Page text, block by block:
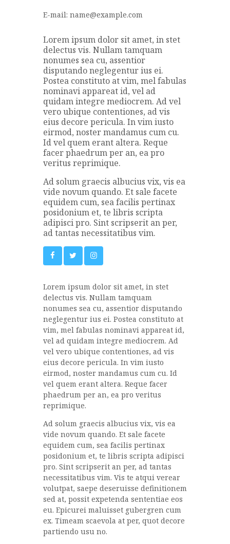
E-mail: name@example.com
Lorem ipsum dolor sit amet, in stet
delectus vis. Nullam tamquam
nonumes sea cu, assentior
disputando neglegentur ius ei.
Postea constituto at vim, mel fabulas
nominavi appareat id, vel ad
quidam integre mediocrem. Ad vel
vero ubique contentiones, ad vis
eius decore pericula. In vim iusto
eirmod, noster mandamus cum cu.
Id vel quem erant altera. Reque
facer phaedrum per an, ea pro
veritus reprimique.
Ad solum graecis albucius vix, vis ea
vide novum quando. Et sale facete
equidem cum, sea facilis pertinax
posidonium et, te libris scripta
adipisci pro. Sint scripserit an per,
ad tantas necessitatibus vim.
Lorem ipsum dolor sit amet, in stet
delectus vis. Nullam tamquam
nonumes sea cu, assentior disputando
neglegentur ius ei. Postea constituto at
vim, mel fabulas nominavi appareat id,
vel ad quidam integre mediocrem. Ad
vel vero ubique contentiones, ad vis
eius decore pericula. In vim iusto
eirmod, noster mandamus cum cu. Id
vel quem erant altera. Reque facer
phaedrum per an, ea pro veritus
reprimique.
Ad solum graecis albucius vix, vis ea
vide novum quando. Et sale facete
equidem cum, sea facilis pertinax
posidonium et, te libris scripta adipisci
pro. Sint scripserit an per, ad tantas
necessitatibus vim. Vis te atqui verear
volutpat, saepe deseruisse definitionem
sed at, possit expetenda sententiae eos
eu. Epicurei maluisset gubergren cum
ex. Timeam scaevola at per, quot decore
partiendo usu no.